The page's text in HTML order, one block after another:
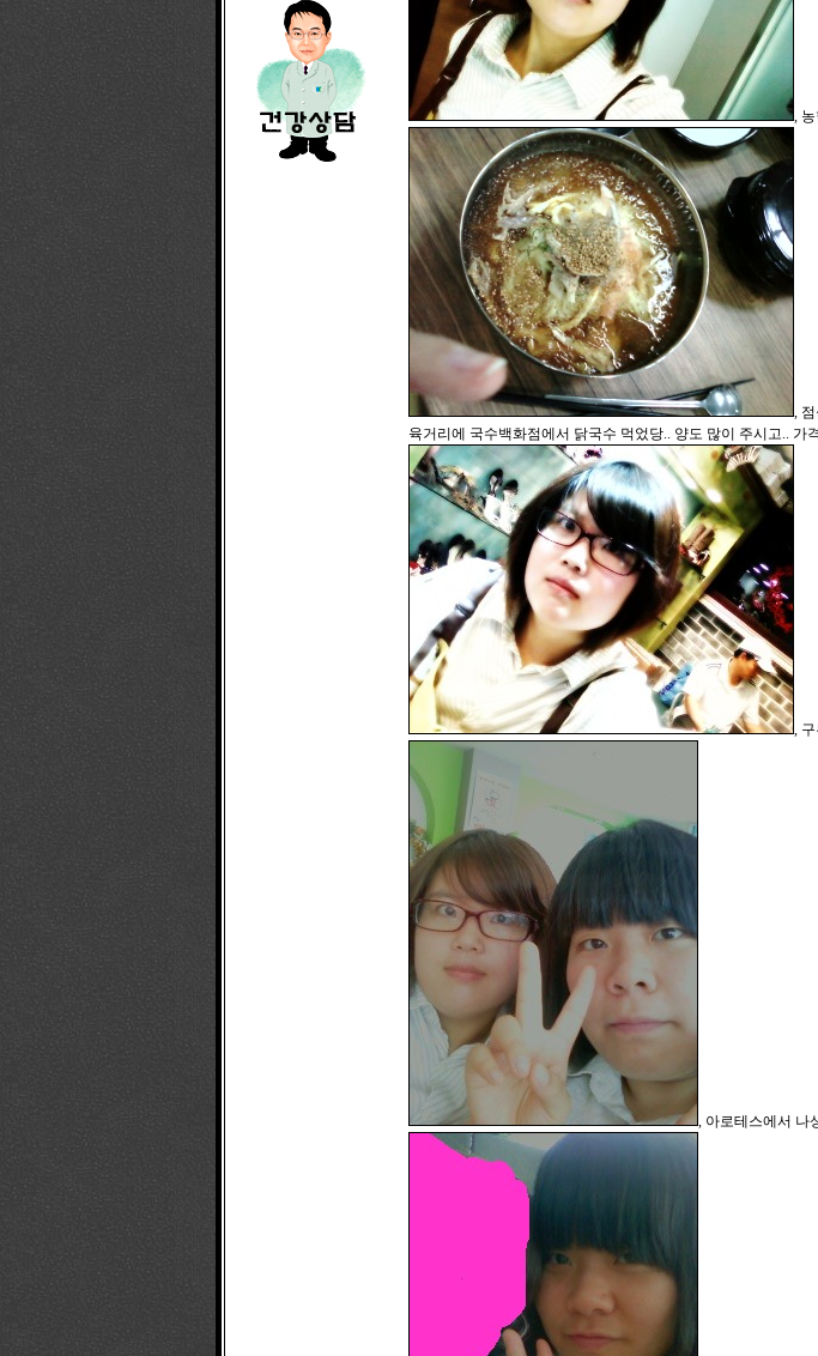
,
,
육거리에 국수백화점에서 닭국수 먹었당.. 양도 많이 주시고.. 가
,
, 아로테스에서 나